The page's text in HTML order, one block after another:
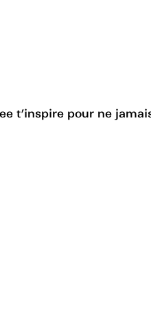
t’inspire pour ne